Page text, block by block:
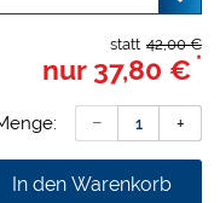
42,00 €
statt
nur 37,80 € *
In den Warenkorb